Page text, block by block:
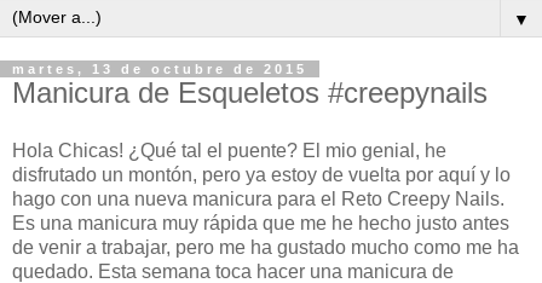
▼
martes, 13 de octubre de 2015
Manicura de Esqueletos #creepynails
Hola Chicas! ¿Qué tal el puente? El mio genial, he
disfrutado un montón, pero ya estoy de vuelta por aquí y lo
hago con una nueva manicura para el Reto Creepy Nails.
Es una manicura muy rápida que me he hecho justo antes
de venir a trabajar, pero me ha gustado mucho como me ha
quedado. Esta semana toca hacer una manicura de